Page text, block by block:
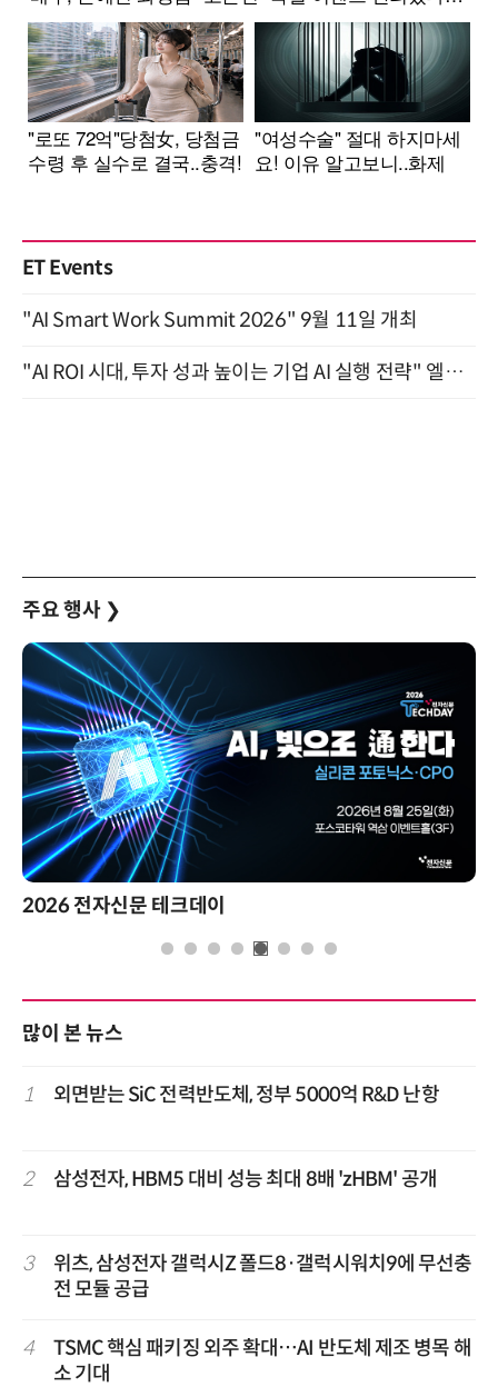
ET Events
"AI Smart Work Summit 2026" 9월 11일 개최
"AI ROI 시대, 투자 성과 높이는 기업 AI 실행 전략" 엘타워 6층 (9월 18일)
주요 행사 ❯
2026 전자신문 테크데이
많이 본 뉴스
1 외면받는 SiC 전력반도체, 정부 5000억 R&D 난항
2 삼성전자, HBM5 대비 성능 최대 8배 'zHBM' 공개
3
위츠, 삼성전자 갤럭시Z 폴드8·갤럭시워치9에 무선충
전 모듈 공급
4
TSMC 핵심 패키징 외주 확대…AI 반도체 제조 병목 해
소 기대